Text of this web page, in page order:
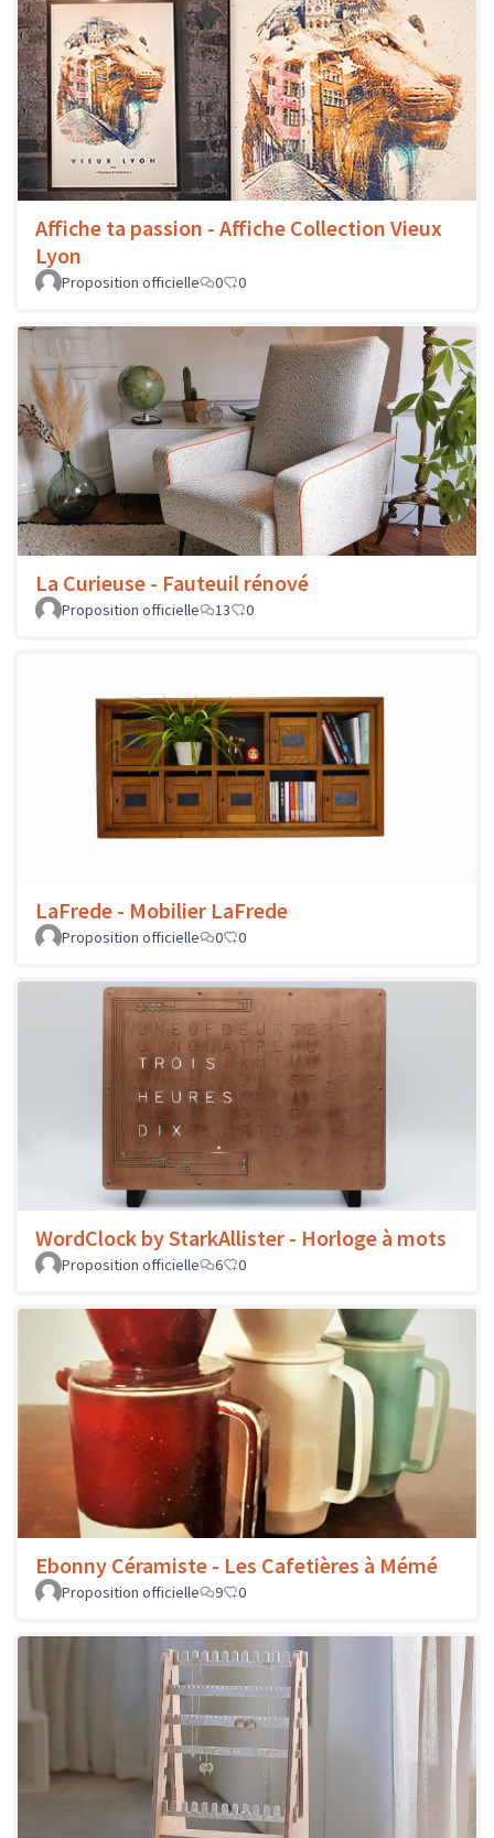
Affiche ta passion - Affiche Collection Vieux
Lyon
Proposition officielle 0 0
La Curieuse - Fauteuil rénové
Proposition officielle 13 0
LaFrede - Mobilier LaFrede
Proposition officielle 0 0
WordClock by StarkAllister - Horloge à mots
Proposition officielle 6 0
Ebonny Céramiste - Les Cafetières à Mémé
Proposition officielle 9 0